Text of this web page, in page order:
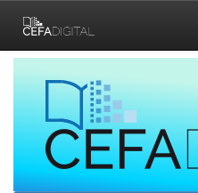
navigation